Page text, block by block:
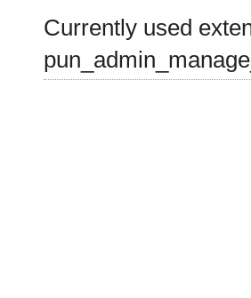
Currently used